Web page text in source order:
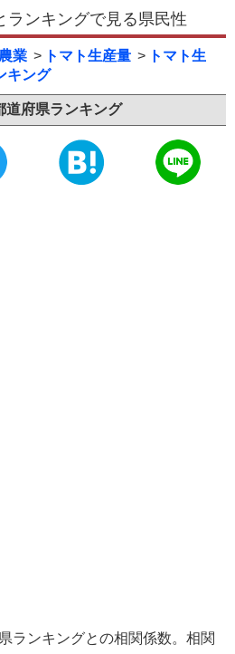
ランキングで見る県民性
農業 トマト生産量
トマト生
キング
道府県ランキング
ランキングとの相関係数。相関